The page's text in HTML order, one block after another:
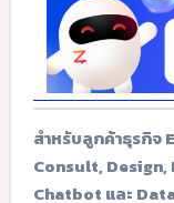
สำหรับลูกค้าธุรกิจ
Consult, Design,
Chatbot และ